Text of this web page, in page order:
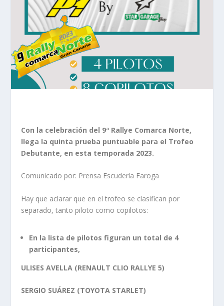
Con la celebración del 9ª Rallye Comarca Norte,
llega la quinta prueba puntuable para el Trofeo
Debutante, en esta temporada 2023.
Comunicado por: Prensa Escudería Faroga
Hay que aclarar que en el trofeo se clasifican por
separado, tanto piloto como copilotos:
En la lista de pilotos figuran un total de 4
participantes,
ULISES AVELLA (RENAULT CLIO RALLYE 5)
SERGIO SUÁREZ (TOYOTA STARLET)